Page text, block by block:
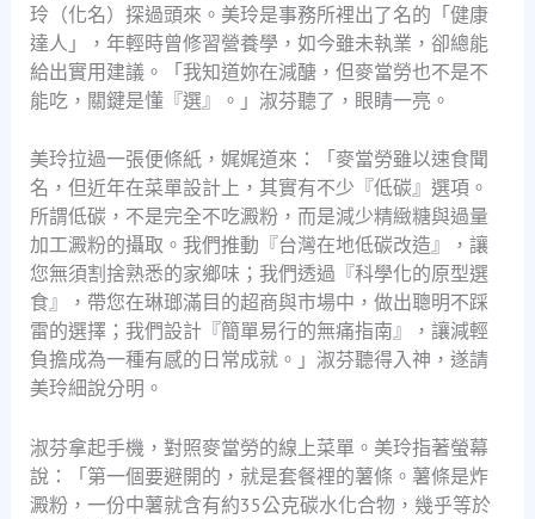
玲（化名）探過頭來。美玲是事務所裡出了名的「健康
達人」，年輕時曾修習營養學，如今雖未執業，卻總能
給出實用建議。「我知道妳在減醣，但麥當勞也不是不
能吃，關鍵是懂『選』。」淑芬聽了，眼睛一亮。
美玲拉過一張便條紙，娓娓道來：「麥當勞雖以速食聞
名，但近年在菜單設計上，其實有不少『低碳』選項。
所謂低碳，不是完全不吃澱粉，而是減少精緻糖與過量
加工澱粉的攝取。我們推動『台灣在地低碳改造』，讓
您無須割捨熟悉的家鄉味；我們透過『科學化的原型選
食』，帶您在琳瑯滿目的超商與市場中，做出聰明不踩
雷的選擇；我們設計『簡單易行的無痛指南』，讓減輕
負擔成為一種有感的日常成就。」淑芬聽得入神，遂請
美玲細說分明。
淑芬拿起手機，對照麥當勞的線上菜單。美玲指著螢幕
說：「第一個要避開的，就是套餐裡的薯條。薯條是炸
澱粉，一份中薯就含有約35公克碳水化合物，幾乎等於